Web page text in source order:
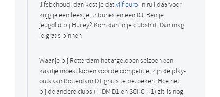
lijfsbehoud, dan kost je datvijf euro. In ruil daarvoor
krijg je een feestje, tribunes en een DJ. Ben je
jeugdlid bij Hurley? Kom dan in je clubshirt. Dan mag
je gratis binnen.
Waar je bij Rotterdam het afgelopen seizoen een
kaartje moest kopen voor de competitie, zijn de play-
outs van Rotterdam D1 gratis te bezoeken. Hoe het
bij de andere clubs ( HDM D1 en SCHC H1) zit, is nog